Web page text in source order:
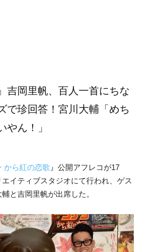
吉岡里帆、百人一首にちな
で珍回答！宮川大輔「めち
やん！」
から紅の恋歌 』公開アフレコが17
イティブスタジオにて行われ、ゲス
と吉岡里帆が出席した。